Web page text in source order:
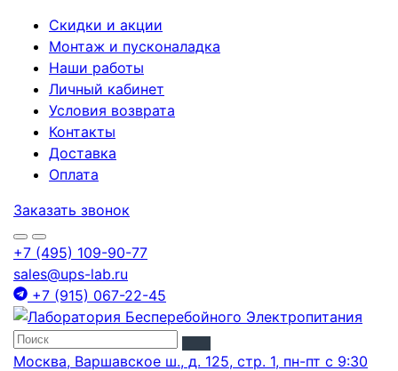
Скидки и акции
Монтаж и пусконаладка
Наши работы
Личный кабинет
Условия возврата
Контакты
Доставка
Оплата
Заказать звонок
+7 (495) 109-90-77
sales@ups-lab.ru
+7 (915) 067-22-45
Москва, Варшавское ш., д. 125, стр. 1, пн-пт с 9:30